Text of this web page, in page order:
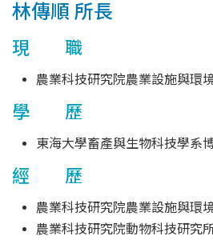
林傳順 所長
現 職
農業科技研究院農業設施與環
學 歷
東海大學畜產與生物科技學系
經 歷
農業科技研究院農業設施與環
農業科技研究院動物科技研究